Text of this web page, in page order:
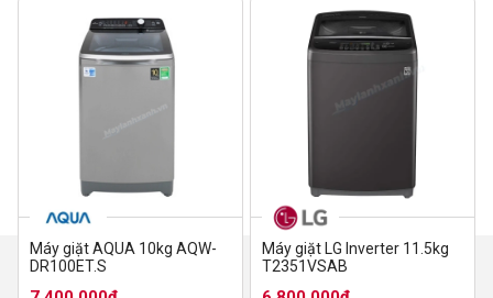
Máy giặt AQUA 10kg AQW-
DR100ET.S
Máy giặt LG Inverter 11.5kg
T2351VSAB